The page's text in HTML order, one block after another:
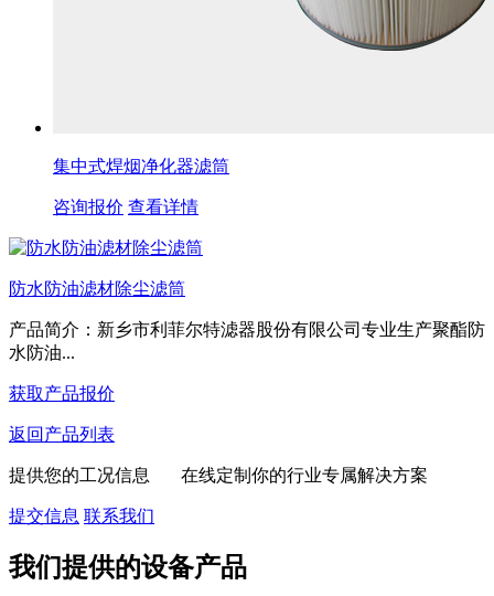
集中式焊烟净化器滤筒
咨询报价 查看详情
防水防油滤材除尘滤筒
产品简介：新乡市利菲尔特滤器股份有限公司专业生产聚酯防
水防油...
获取产品报价
返回产品列表
提供您的工况信息 在线定制你的行业专属解决方案
提交信息 联系我们
我们提供的设备产品